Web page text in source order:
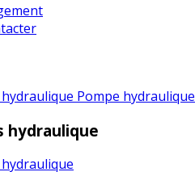
Pompe hydraulique
hydraulique